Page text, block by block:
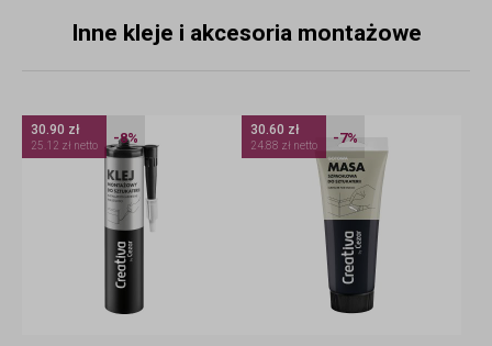
Inne kleje i akcesoria montażowe
30.90 zł
25.12 zł netto -8% 30.60 zł
24.88 zł netto -7%